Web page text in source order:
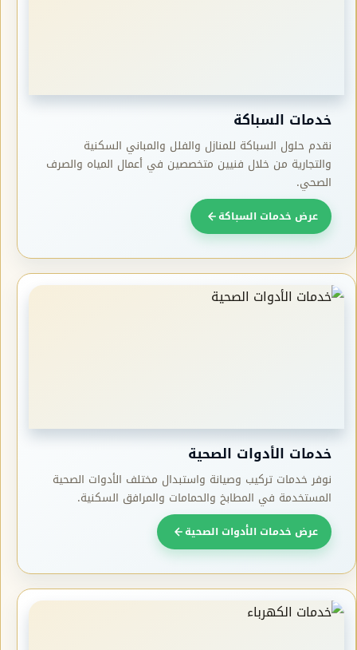
خدمات السباكة
نقدم حلول السباكة للمنازل والفلل والمباني السكنية
والتجارية من خلال فنيين متخصصين في أعمال المياه والصرف
الصحي.
عرض خدمات السباكة
خدمات الأدوات الصحية
نوفر خدمات تركيب وصيانة واستبدال مختلف الأدوات الصحية
المستخدمة في المطابخ والحمامات والمرافق السكنية.
عرض خدمات الأدوات الصحية